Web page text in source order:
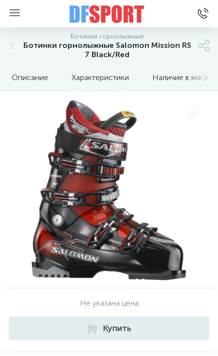
Ботинки горнолыжные
Ботинки горнолыжные Salomon Mission RS
7 Black/Red
Описание Характеристики Наличие в
Не указана цена
Купить